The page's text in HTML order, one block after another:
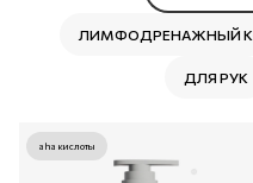
ЛИМФОДРЕНАЖНЫЙ
ДЛЯ РУК
aha кислоты